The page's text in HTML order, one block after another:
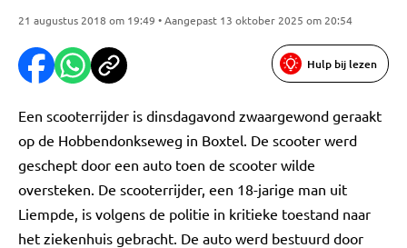
21 augustus 2018 om 19:49 • Aangepast 13 oktober 2025 om 20:54
Hulp bij lezen
Een scooterrijder is dinsdagavond zwaargewond geraakt
op de Hobbendonkseweg in Boxtel. De scooter werd
geschept door een auto toen de scooter wilde
oversteken. De scooterrijder, een 18-jarige man uit
Liempde, is volgens de politie in kritieke toestand naar
het ziekenhuis gebracht. De auto werd bestuurd door